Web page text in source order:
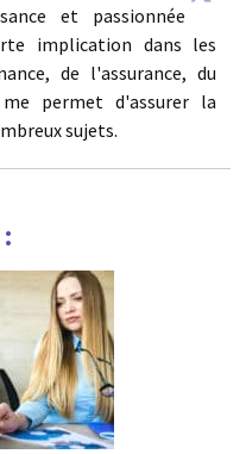
et passionnée
implication dans les
de l'assurance, du
permet d'assurer la
sujets.